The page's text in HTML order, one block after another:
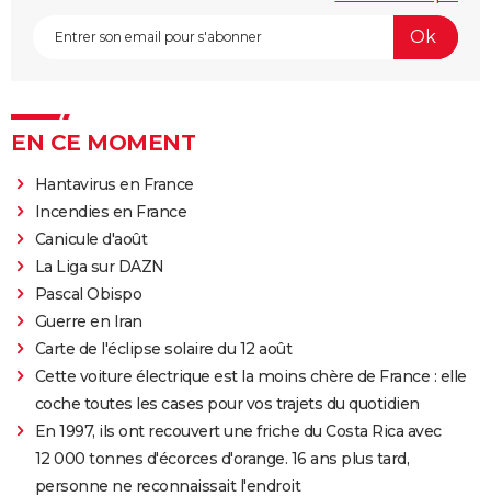
EN CE MOMENT
Hantavirus en France
Incendies en France
Canicule d'août
La Liga sur DAZN
Pascal Obispo
Guerre en Iran
Carte de l'éclipse solaire du 12 août
Cette voiture électrique est la moins chère de France : elle
coche toutes les cases pour vos trajets du quotidien
En 1997, ils ont recouvert une friche du Costa Rica avec
12 000 tonnes d'écorces d'orange. 16 ans plus tard,
personne ne reconnaissait l'endroit